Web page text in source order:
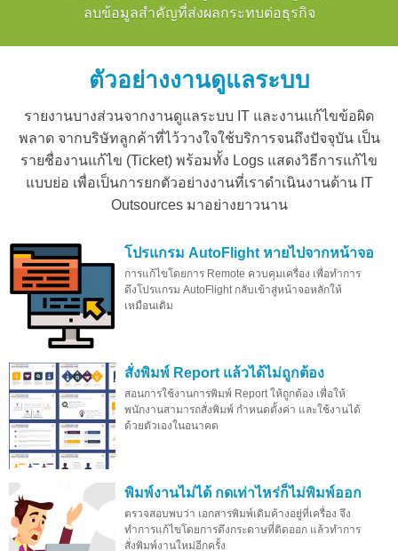
ลบข้อมูลสำคัญที่ส่งผลกระทบต่อธุรกิจ
ตัวอย่างงานดูแลระบบ
รายงานบางส่วนจากงานดูแลระบบ IT และงานแก้ไขข้อผิด
พลาด จากบริษัทลูกค้าที่ไว้วางใจใช้บริการจนถึงปัจจุบัน เป็น
รายชื่องานแก้ไข (Ticket) พร้อมทั้ง Logs แสดงวิธีการแก้ไข
แบบย่อ เพื่อเป็นการยกตัวอย่างงานที่เราดำเนินงานด้าน IT
Outsources มาอย่างยาวนาน
โปรแกรม AutoFlight หายไปจากหน้าจอ
การแก้ไขโดยการ Remote ควบคุมเครื่อง เพื่อทำการ
ดึงโปรแกรม AutoFlight กลับเข้าสู่หน้าจอหลักให้
เหมือนเดิม
สั่งพิมพ์ Report แล้วได้ไม่ถูกต้อง
สอนการใช้งานการพิมพ์ Report ให้ถูกต้อง เพื่อให้
พนักงานสามารถสั่งพิมพ์ กำหนดตั้งค่า และใช้งานได้
ด้วยตัวเองในอนาคต
พิมพ์งานไม่ได้ กดเท่าไหร่ก็ไม่พิมพ์ออก
ตรวจสอบพบว่า เอกสารพิมพ์เดิมค้างอยู่ที่เครื่อง จึง
ทำการแก้ไขโดยการดึงกระดาษที่ติดออก แล้วทำการ
สั่งพิมพ์งานใหม่อีกครั้ง